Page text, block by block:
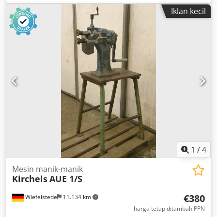
Iklan kecil
1 /4
Wiefelstede 11.134 km
Mesin manik-manik
KircheisAUE 1/S
€380
harga tetap ditambah PPN